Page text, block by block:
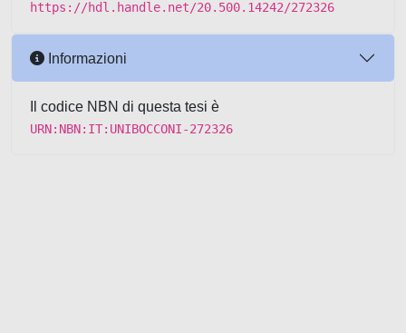
https://hdl.handle.net/20.500.14242/272326
Informazioni
Il codice NBN di questa tesi è
URN:NBN:IT:UNIBOCCONI-272326